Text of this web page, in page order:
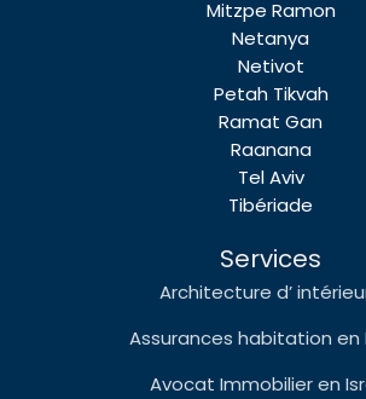
Mitzpe Ramon
Netanya
Netivot
Petah Tikvah
Ramat Gan
Raanana
Tel Aviv
Tibériade
Services
Architecture d’
Assurances habitation en
Avocat Immobilier en